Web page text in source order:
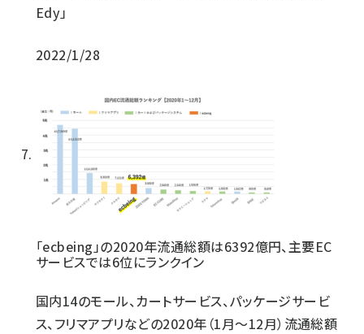
Edy」
2022/1/28
「ecbeing」の2020年流通総額は6392億円、主要EC
サービスでは6位にランクイン
国内14のモール、カートサービス、パッケージサービ
ス、フリマアプリなどの2020年（1月～12月）流通総額